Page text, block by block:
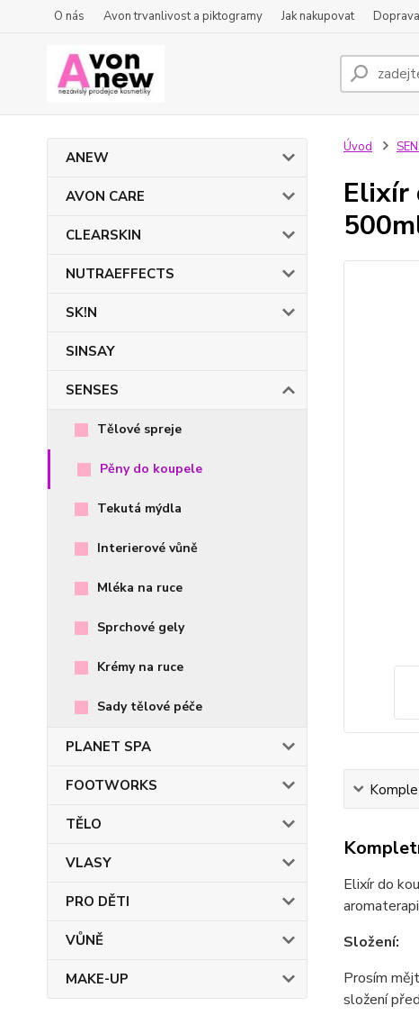
O nás Avon trvanlivost a piktogramy Jak nakupovat
ANEW
AVON CARE
CLEARSKIN
NUTRAEFFECTS
SK!N
SINSAY
SENSES
Tělové spreje
Pěny do koupele
Tekutá mýdla
Interierové vůně
Mléka na ruce
Sprchové gely
Krémy na ruce
Sady tělové péče
PLANET SPA
FOOTWORKS
TĚLO
VLASY
PRO DĚTI
VŮNĚ
MAKE-UP
Úvod
Elixír
Elixír do
Složení:
Prosím
složení